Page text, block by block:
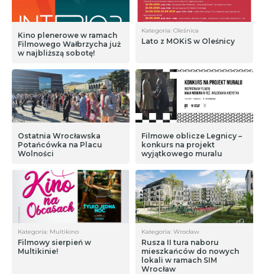
Kino plenerowe w ramach
Filmowego Wałbrzycha już
w najbliższą sobotę!
Kategoria: Oleśnica
Lato z MOKiS w Oleśnicy
Ostatnia Wrocławska
Potańcówka na Placu
Wolności
Filmowe oblicze Legnicy –
konkurs na projekt
wyjątkowego muralu
Kategoria: Multikino
Filmowy sierpień w
Multikinie!
Kategoria: Wrocław
Rusza II tura naboru
mieszkańców do nowych
lokali w ramach SIM
Wrocław